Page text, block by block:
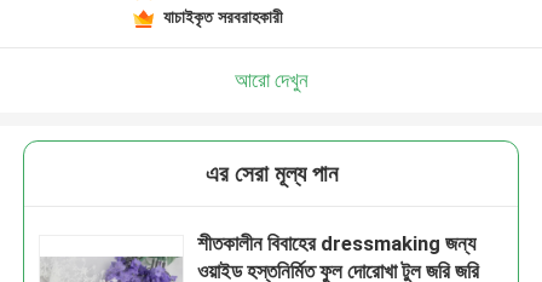
যাচাইকৃত সরবরাহকারী
আরো দেখুন
এর সেরা মূল্য পান
শীতকালীন বিবাহের dressmaking জন্য
ওয়াইড হস্তনির্মিত ফুল দোরোখা টুল জরি জরি